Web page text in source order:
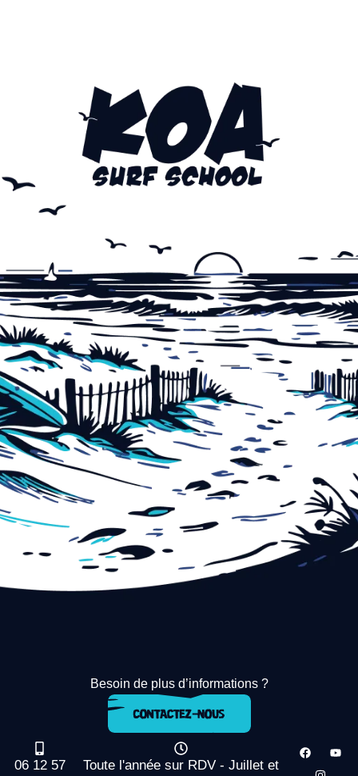
Besoin de plus d’informations ?
06 12 57
Toute l'année sur RDV - Juillet et